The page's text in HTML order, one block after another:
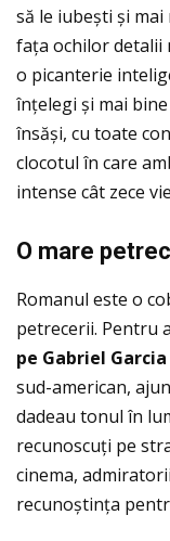
să le iubești și
faţa ochilor detalii
o picanterie
înţelegi și mai
însăși, cu toate
clocotul în care
intense cât zece
O mare
Romanul este o
petrecerii. Pentru
pe Gabriel
sud-american,
dadeau tonul în
recunoscuţi pe
cinema,
recunoștinţa